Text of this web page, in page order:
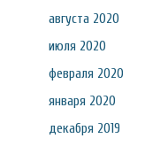
августа 2020
июля 2020
февраля 2020
января 2020
декабря 2019